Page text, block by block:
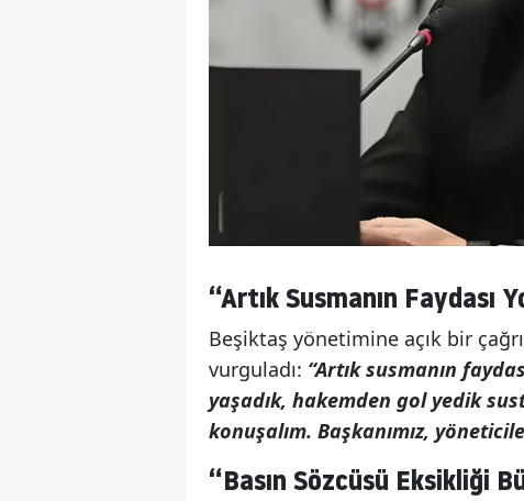
“Artık Susmanın Faydası
Beşiktaş yönetimine açık bir
vurguladı: “Artık susmanın
yaşadık, hakemden gol yedik
konuşalım. Başkanımız,
“Basın Sözcüsü Eksikliği